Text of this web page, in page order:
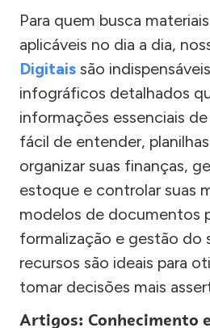
Para quem busca
aplicáveis no dia a dia,
Digitais são
infográficos detalhados
informações essenciais
fácil de entender,
organizar suas finanças,
estoque e controlar suas
modelos de documentos
formalização e gestão do
recursos são ideais para
tomar decisões mais
Artigos: Conhecimento